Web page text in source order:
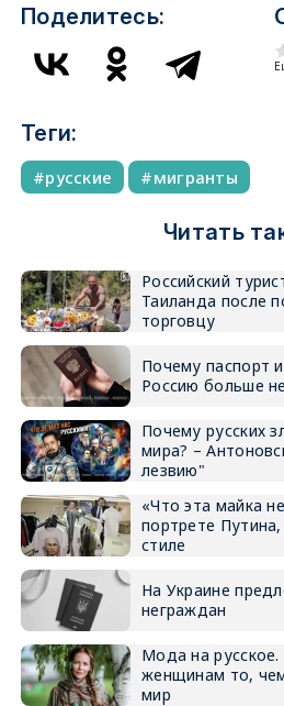
Поделитесь:
Теги:
русские мигранты
Читать
Российский
Таиланда после
торговцу
Почему паспорт
Россию больше
Почему русских
мира? –
лезвию"
«Что эта майка
портрете
стиле
На Украине
неграждан
Мода на
женщинам то,
мир